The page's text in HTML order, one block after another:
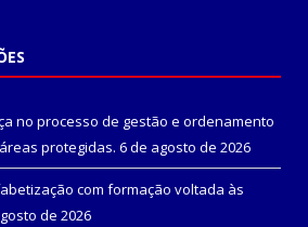
no processo de gestão e ordenamento
protegidas. 6 de agosto de 2026
com formação voltada às
de 2026